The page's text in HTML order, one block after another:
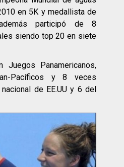
en 5K y medallista de
participó de 8
siendo top 20 en siete
Juegos Panamericanos,
Pacíficos y 8 veces
de EE.UUy 6 del